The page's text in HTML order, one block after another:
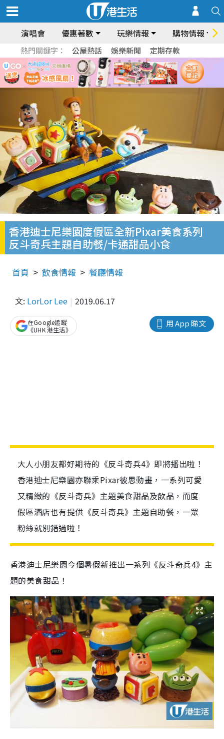
演唱會 優惠著數 玩樂情報 購物情報
熱門關鍵字： 公屋熱話 娛樂新聞 定期存款
香港迪士尼樂園度假區全新Pixar美食系列
反斗奇兵主題自助餐/卡通甜品小食
首頁 飲食情報 餐廳情報
文: LorLor Lee 2019.06.17
用 App 睇文
在Google追蹤
《UHK 港生活》
大人小朋友都好期待的《反斗奇兵4》即將播出啦！
香港迪士尼樂園亦聯乘Pixar彼思動畫，一系列可愛
又精緻的《反斗奇兵》主題美食甜品及飲品，而度
假區酒店也有提供《反斗奇兵》主題自助餐，一眾
粉絲就別錯過啦！
香港迪士尼樂園今個暑假新推出一系列《反斗奇兵4》主
題的美食甜品！